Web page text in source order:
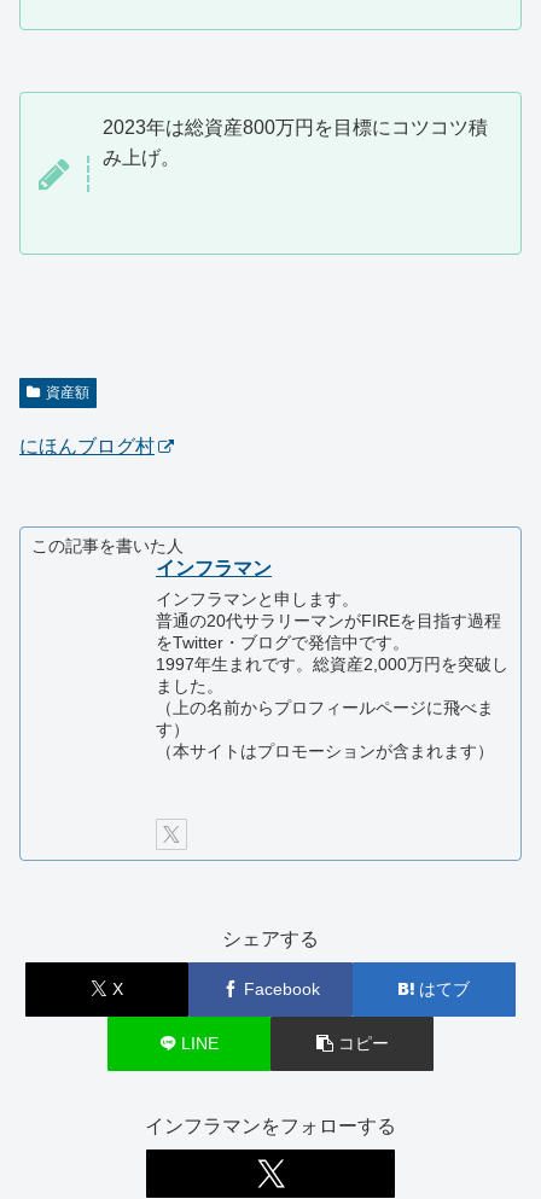
2023年は総資産800万円を目標にコツコツ積
み上げ。
資産額
にほんブログ村
この記事を書いた人
インフラマン
インフラマンと申します。
普通の20代サラリーマンがFIREを目指す過程
をTwitter・ブログで発信中です。
1997年生まれです。総資産2,000万円を突破し
ました。
（上の名前からプロフィールページに飛べま
す）
（本サイトはプロモーションが含まれます）
シェアする
X Facebook はてブ
LINE コピー
インフラマンをフォローする